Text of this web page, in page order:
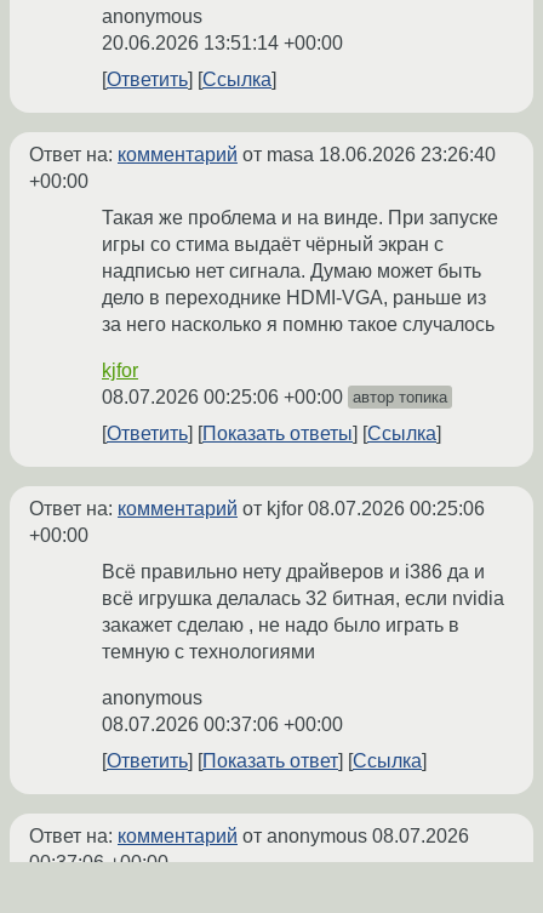
anonymous
20.06.2026 13:51:14 +00:00
Ответить
Ссылка
Ответ на: комментарий от masa 18.06.2026 23:26:40
+00:00
Такая же проблема и на винде. При запуске
игры со стима выдаёт чёрный экран с
надписью нет сигнала. Думаю может быть
дело в переходнике HDMI-VGA, раньше из
за него насколько я помню такое случалось
kjfor
08.07.2026 00:25:06 +00:00 автор топика
Ответить Показать ответы Ссылка
Ответ на: комментарий от kjfor 08.07.2026 00:25:06
+00:00
Всё правильно нету драйверов и i386 да и
всё игрушка делалась 32 битная, если nvidia
закажет сделаю , не надо было играть в
темную с технологиями
anonymous
08.07.2026 00:37:06 +00:00
Ответить
Показать ответ Ссылка
Ответ на: комментарий от anonymous 08.07.2026
00:37:06 +00:00